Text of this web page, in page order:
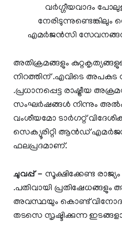
വര്‍ഗ്ഗീയവാദം
എമര്‍ജന്‍സി
അതിക്രമങ്ങളും
നിറത്തിന് .എവിടെ അപകട
.പ്രധാനപ്പെട്ട രാഷ്ട്രീയ
സംഘര്‍ഷങ്ങള്‍ നിന്നും
വംശീയമോ ടാര്‍ഗറ്റ്
സെക്യൂരിറ്റി ആന്‍ഡ്
ഫലപ്രദമാണ്.
ചുവപ്പ് - സൂക്ഷിക്കേണ്ട
.പതിവായി
അവസ്ഥയും കൊണ്ട് വിനോദ
തടസെ സൃഷ്ടിക്കുന്ന